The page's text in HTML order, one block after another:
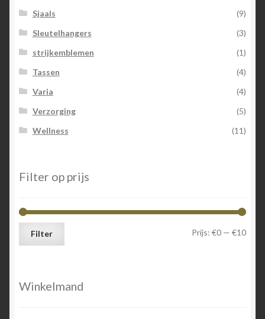
Sjaals
(9)
Sleutelhangers
(3)
strijkemblemen
(1)
Tassen
(4)
Varia
(4)
Verzorging
(5)
Wellness
(11)
Filter op prijs
Min.
Max.
Filter Prijs: €0 — €10
Winkelmand